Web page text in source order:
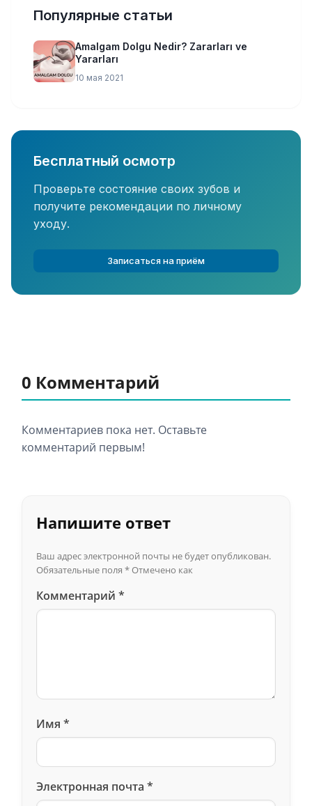
Популярные статьи
Amalgam Dolgu Nedir? Zararları ve
Yararları
10 мая 2021
Бесплатный осмотр
Проверьте состояние своих зубов и
получите рекомендации по личному
уходу.
Записаться на приём
0 Комментарий
Комментариев пока нет. Оставьте
комментарий первым!
Напишите ответ
Ваш адрес электронной почты не будет опубликован.
Обязательные поля *Отмечено как
Комментарий *
Имя *
Электронная почта *